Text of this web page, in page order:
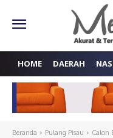
HOME DAERAH
Beranda Pulang Pisau
Calon